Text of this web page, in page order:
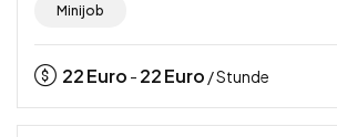
Minijob
22Euro - 22Euro / Stunde